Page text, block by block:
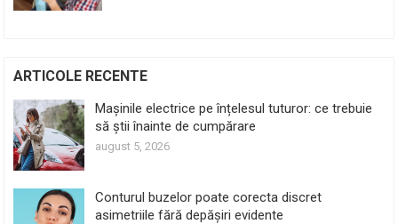
ARTICOLE RECENTE
Mașinile electrice pe înțelesul tuturor: ce trebuie
să știi înainte de cumpărare
august 5, 2026
Conturul buzelor poate corecta discret
asimetriile fără depășiri evidente